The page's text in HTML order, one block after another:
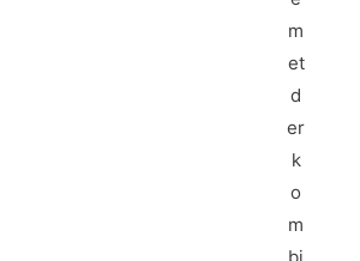
m
et
d
er
k
o
m
bi